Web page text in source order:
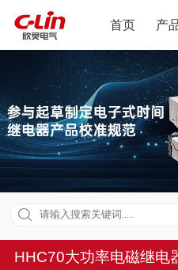
首页 产
HHC70大功率电磁继电